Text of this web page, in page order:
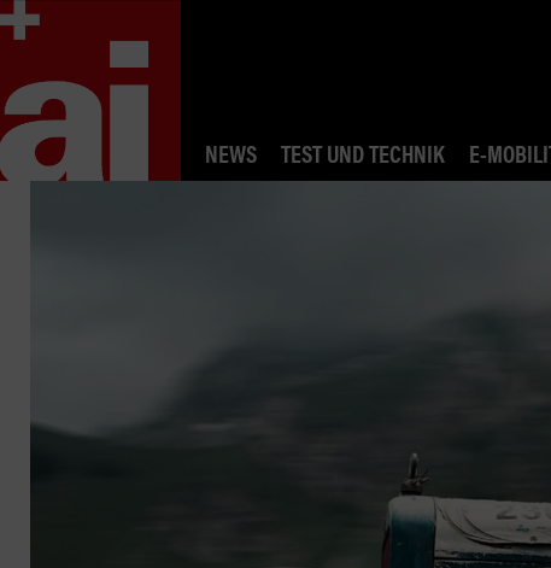
NEWS
TEST UND TECHNIK E-